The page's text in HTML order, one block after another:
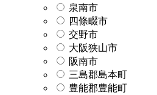
泉南市
四條畷市
交野市
大阪狭山市
阪南市
三島郡島本町
豊能郡豊能町